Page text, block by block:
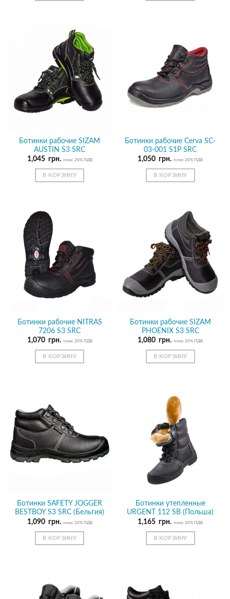
Ботинки рабочие SIZAM
AUSTIN S3 SRC
1,045 грн. плюс 20% ПДВ
В КОРЗИНУ
Ботинки рабочие Cerva SC-
03-001 S1P SRC
1,050 грн. плюс 20% ПДВ
В КОРЗИНУ
Ботинки рабочие NITRAS
7206 S3 SRC
1,070 грн. плюс 20% ПДВ
В КОРЗИНУ
Ботинки рабочие SIZAM
PHOENIX S3 SRC
1,080 грн. плюс 20% ПДВ
В КОРЗИНУ
Ботинки SAFETY JOGGER
BESTBOY S3 SRC (Бельгия)
1,090 грн. плюс 20% ПДВ
В КОРЗИНУ
Ботинки утепленные
URGENT 112 SB (Польша)
1,165 грн. плюс 20% ПДВ
В КОРЗИНУ